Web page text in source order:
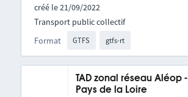
créé le 21/09/2022
Format GTFS gtfs-rt
Transport public collectif
TAD zonal réseau Aléop -
Pays de la Loire